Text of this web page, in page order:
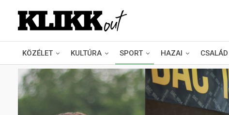
KÖZÉLET KULTÚRA SPORT HAZAI CSALÁD